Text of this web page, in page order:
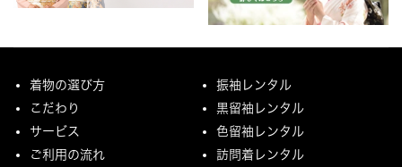
着物の選び方
こだわり
サービス
ご利用の流れ
振袖レンタル
黒留袖レンタル
色留袖レンタル
訪問着レンタル